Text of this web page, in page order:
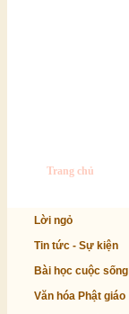
Trang chủ
Lời ngỏ
Tin tức - Sự kiện
Bài học cuộc sống
Văn hóa Phật giáo